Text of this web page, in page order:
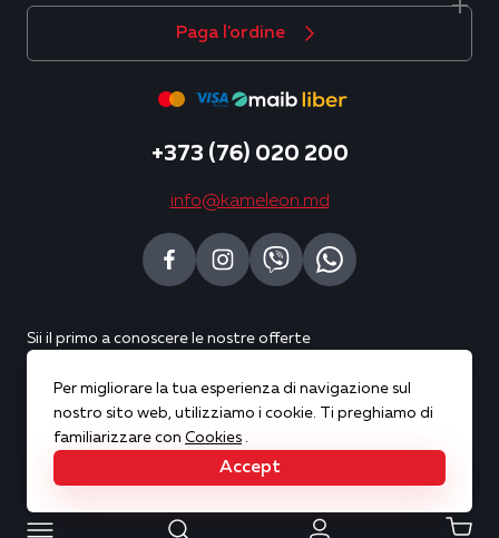
Sii il primo a conoscere le nostre offerte
Sottoscrivi
Paga l'ordine
+373 (76) 020 200
info@kameleon.md
Copyright © 2026 Kameleon. All rights reserved
Per migliorare la tua esperienza di navigazione sul
nostro sito web, utilizziamo i cookie. Ti preghiamo di
familiarizzare con Cookies .
Accept